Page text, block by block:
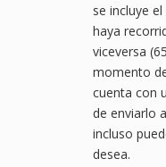
se incluye
haya
viceversa
momento
cuenta con
de enviarlo
incluso
desea.